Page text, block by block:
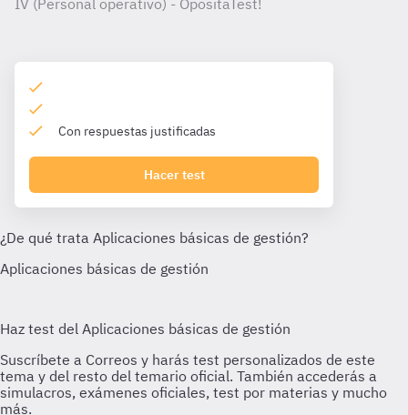
IV (Personal operativo) - OpositaTest!
Con respuestas justificadas
Hacer test